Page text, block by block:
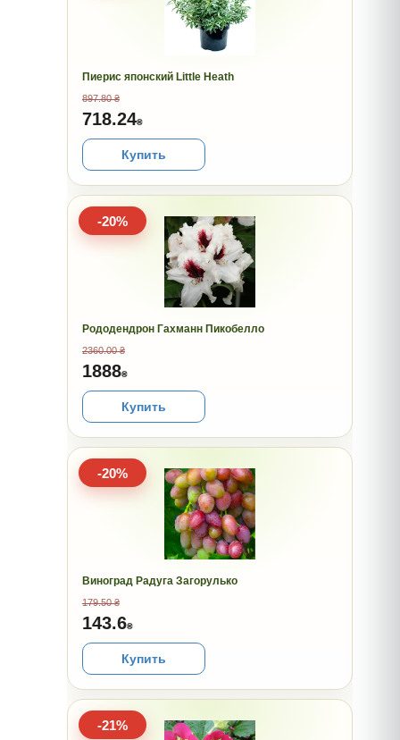
Пиерис японский Little Heath
897.80 ₴
718.24₴
Купить
-20%
Рододендрон Гахманн Пикобелло
2360.00 ₴
1888₴
Купить
-20%
Виноград Радуга Загорулько
179.50 ₴
143.6₴
Купить
-21%